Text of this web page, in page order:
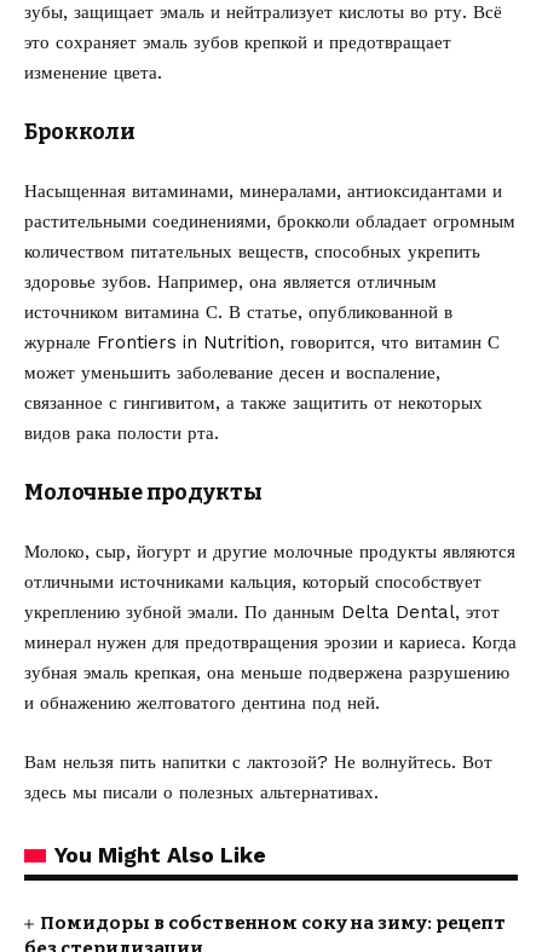
зубы, защищает эмаль и нейтрализует кислоты во рту. Всё
это сохраняет эмаль зубов крепкой и предотвращает
изменение цвета.
Брокколи
Насыщенная витаминами, минералами, антиоксидантами и
растительными соединениями, брокколи обладает огромным
количеством питательных веществ, способных укрепить
здоровье зубов. Например, она является отличным
источником витамина С. В статье, опубликованной в
журнале Frontiers in Nutrition, говорится, что витамин С
может уменьшить заболевание десен и воспаление,
связанное с гингивитом, а также защитить от некоторых
видов рака полости рта.
Молочные продукты
Молоко, сыр, йогурт и другие молочные продукты являются
отличными источниками кальция, который способствует
укреплению зубной эмали. По данным Delta Dental, этот
минерал нужен для предотвращения эрозии и кариеса. Когда
зубная эмаль крепкая, она меньше подвержена разрушению
и обнажению желтоватого дентина под ней.
Вам нельзя пить напитки с лактозой? Не волнуйтесь. Вот
здесь мы писали о полезных альтернативах.
You Might Also Like
Помидоры в собственном соку на зиму: рецепт